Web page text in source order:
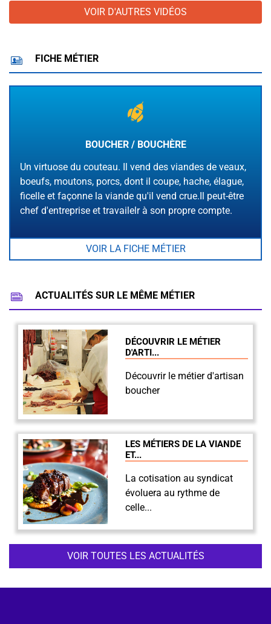
VOIR D'AUTRES VIDÉOS
FICHE MÉTIER
BOUCHER / BOUCHÈRE
Un virtuose du couteau. Il vend des viandes de veaux,
boeufs, moutons, porcs, dont il coupe, hache, élague,
ficelle et façonne la viande qu'il vend crue.Il peut-être
chef d'entreprise et travailelr à son propre compte.
VOIR LA FICHE MÉTIER
ACTUALITÉS SUR LE MÊME MÉTIER
DÉCOUVRIR LE MÉTIER
D'ARTI...
Découvrir le métier d'artisan
boucher
LES MÉTIERS DE LA VIANDE
ET...
La cotisation au syndicat
évoluera au rythme de
celle...
VOIR TOUTES LES ACTUALITÉS